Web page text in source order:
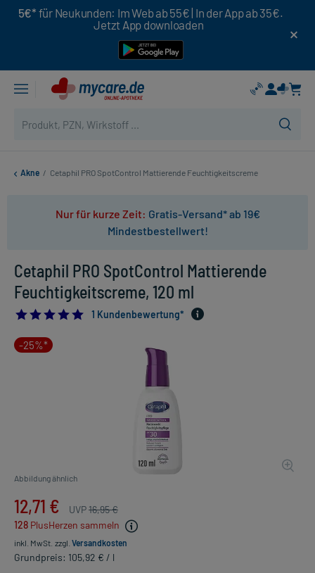
5€* für Neukunden: Im Web ab 55€ | In der App ab 35€.
Jetzt App downloaden
Akne / Cetaphil PRO SpotControl Mattierende Feuchtigkeitscreme
Nur für kurze Zeit: Gratis-Versand* ab 19€
Mindestbestellwert!
Cetaphil PRO SpotControl Mattierende
Feuchtigkeitscreme, 120 ml
5.01 Kundenbewertung*
-25%*
Abbildung ähnlich
12,71 € UVP16,95 €
128 PlusHerzen sammeln
inkl. MwSt. zzgl. Versandkosten
Grundpreis: 105,92 € / l